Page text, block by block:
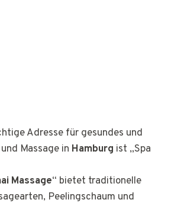
Adresse für gesundes und
Massage in Hamburg ist „Spa
Massage“ bietet traditionelle
Peelingschaum und